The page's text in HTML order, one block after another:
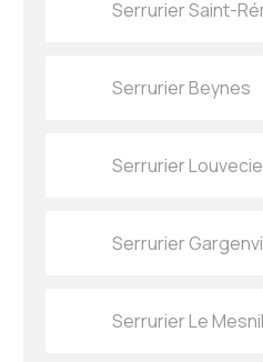
Serrurier Saint-
Serrurier Beynes
Serrurier
Serrurier
Serrurier Le